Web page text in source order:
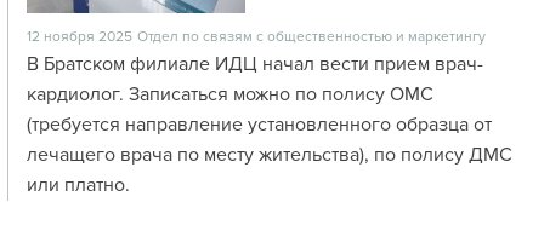
12 ноября 2025 Отдел по связям с общественностью и маркетингу
В Братском филиале ИДЦ начал вести прием врач-
кардиолог. Записаться можно по полису ОМС
(требуется направление установленного образца от
лечащего врача по месту жительства), по полису ДМС
или платно.